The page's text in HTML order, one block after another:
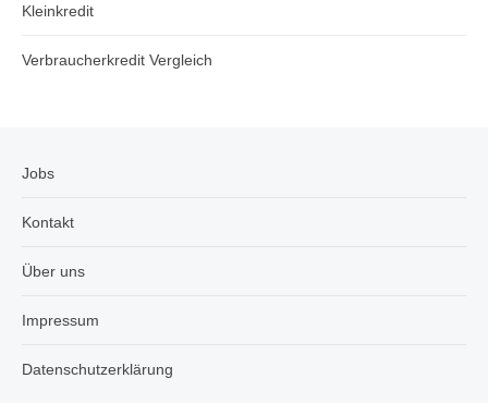
Kleinkredit
Verbraucherkredit Vergleich
Jobs
Kontakt
Über uns
Impressum
Datenschutzerklärung